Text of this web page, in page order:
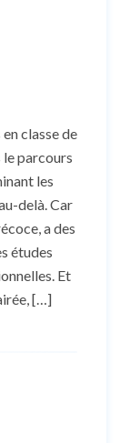
classe de
le parcours
les
delà. Car
a des
études
Et
[…]